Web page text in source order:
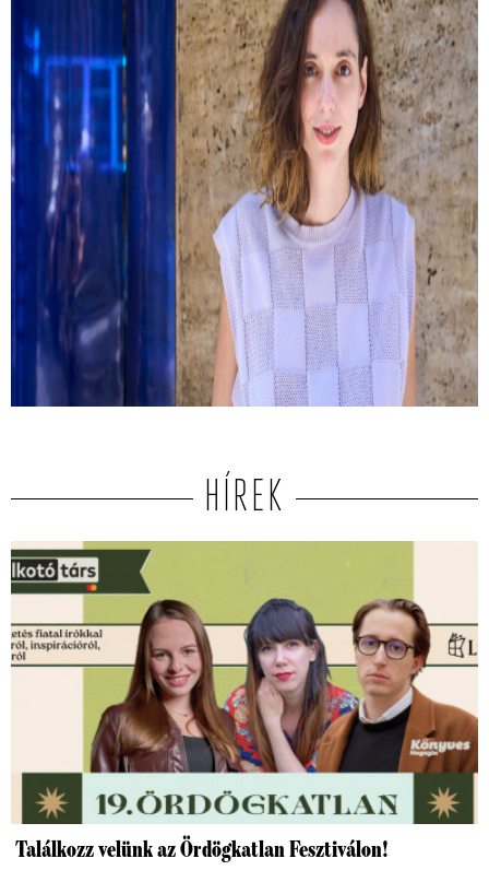
Kemény Zsófi: Most már mindent
megbántam
Hogyan lehet tudatosan sodródni? És milyen kérdések
peregnek le az ember fejében egy autóbaleset után?
Interjú Kemény Zsófival.
HÍREK
Találkozz velünk az Ördögkatlan Fesztiválon!